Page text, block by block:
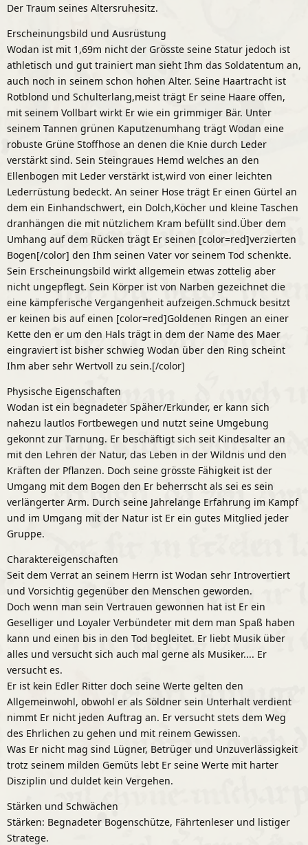
Der Traum seines Altersruhesitz.
Erscheinungsbild und Ausrüstung
Wodan ist mit 1,69m nicht der Grösste seine Statur jedoch ist
athletisch und gut trainiert man sieht Ihm das Soldatentum an,
auch noch in seinem schon hohen Alter. Seine Haartracht ist
Rotblond und Schulterlang,meist trägt Er seine Haare offen,
mit seinem Vollbart wirkt Er wie ein grimmiger Bär. Unter
seinem Tannen grünen Kaputzenumhang trägt Wodan eine
robuste Grüne Stoffhose an denen die Knie durch Leder
verstärkt sind. Sein Steingraues Hemd welches an den
Ellenbogen mit Leder verstärkt ist,wird von einer leichten
Lederrüstung bedeckt. An seiner Hose trägt Er einen Gürtel an
dem ein Einhandschwert, ein Dolch,Köcher und kleine Taschen
dranhängen die mit nützlichem Kram befüllt sind.Über dem
Umhang auf dem Rücken trägt Er seinen [color=red]verzierten
Bogen[/color] den Ihm seinen Vater vor seinem Tod schenkte.
Sein Erscheinungsbild wirkt allgemein etwas zottelig aber
nicht ungepflegt. Sein Körper ist von Narben gezeichnet die
eine kämpferische Vergangenheit aufzeigen.Schmuck besitzt
er keinen bis auf einen [color=red]Goldenen Ringen an einer
Kette den er um den Hals trägt in dem der Name des Maer
eingraviert ist bisher schwieg Wodan über den Ring scheint
Ihm aber sehr Wertvoll zu sein.[/color]
Physische Eigenschaften
Wodan ist ein begnadeter Späher/Erkunder, er kann sich
nahezu lautlos Fortbewegen und nutzt seine Umgebung
gekonnt zur Tarnung. Er beschäftigt sich seit Kindesalter an
mit den Lehren der Natur, das Leben in der Wildnis und den
Kräften der Pflanzen. Doch seine grösste Fähigkeit ist der
Umgang mit dem Bogen den Er beherrscht als sei es sein
verlängerter Arm. Durch seine Jahrelange Erfahrung im Kampf
und im Umgang mit der Natur ist Er ein gutes Mitglied jeder
Gruppe.
Charaktereigenschaften
Seit dem Verrat an seinem Herrn ist Wodan sehr Introvertiert
und Vorsichtig gegenüber den Menschen geworden.
Doch wenn man sein Vertrauen gewonnen hat ist Er ein
Geselliger und Loyaler Verbündeter mit dem man Spaß haben
kann und einen bis in den Tod begleitet. Er liebt Musik über
alles und versucht sich auch mal gerne als Musiker.... Er
versucht es.
Er ist kein Edler Ritter doch seine Werte gelten den
Allgemeinwohl, obwohl er als Söldner sein Unterhalt verdient
nimmt Er nicht jeden Auftrag an. Er versucht stets dem Weg
des Ehrlichen zu gehen und mit reinem Gewissen.
Was Er nicht mag sind Lügner, Betrüger und Unzuverlässigkeit
trotz seinem milden Gemüts lebt Er seine Werte mit harter
Disziplin und duldet kein Vergehen.
Stärken und Schwächen
Stärken: Begnadeter Bogenschütze, Fährtenleser und listiger
Stratege.